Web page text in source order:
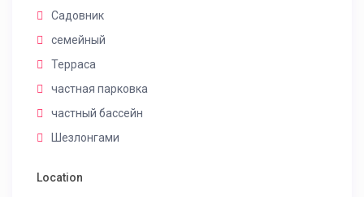
Садовник
семейный
Терраса
частная парковка
частный бассейн
Шезлонгами
Location